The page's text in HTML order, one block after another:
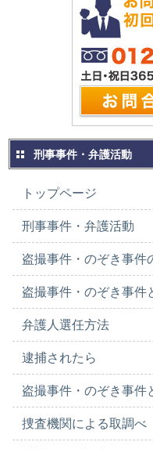
刑事事件・弁護活動
トップページ
刑事事件・弁護活動
盗撮事件・のぞき事件
盗撮事件・のぞき事
弁護人選任方法
逮捕されたら
盗撮事件・のぞき事件
捜査機関による取調べ